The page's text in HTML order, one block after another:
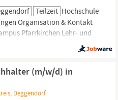
Teilzeit Hochschule
Organisation & Kontakt
Pfarrkirchen Lehr- und
Hochschule
Skalierungs-
Jobs an der
Prof Impressionen...
(m/w/d) in
Deggendorf